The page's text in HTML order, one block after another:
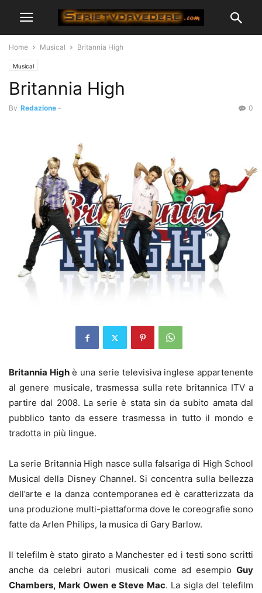
Home Musical Britannia High
Musical
Britannia High
By Redazione - 0
Britannia Highè una serie televisiva inglese appartenente
al genere musicale, trasmessa sulla rete britannica ITV a
partire dal 2008. La serie è stata sin da subito amata dal
pubblico tanto da essere trasmessa in tutto il mondo e
tradotta in più lingue.
La serie Britannia High nasce sulla falsariga di High School
Musical della Disney Channel. Si concentra sulla bellezza
dell’arte e la danza contemporanea ed è caratterizzata da
una produzione multi-piattaforma dove le coreografie sono
fatte da Arlen Philips, la musica di Gary Barlow.
Il telefilm è stato girato a Manchester ed i testi sono scritti
anche da celebri autori musicali come ad esempio Guy
Chambers, Mark Owen e Steve Mac. La sigla del telefilm